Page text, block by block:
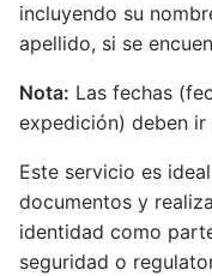
incluyendo su
apellido, si se
Nota: Las fechas
expedición) deben
Este servicio es
documentos y
identidad como
seguridad o